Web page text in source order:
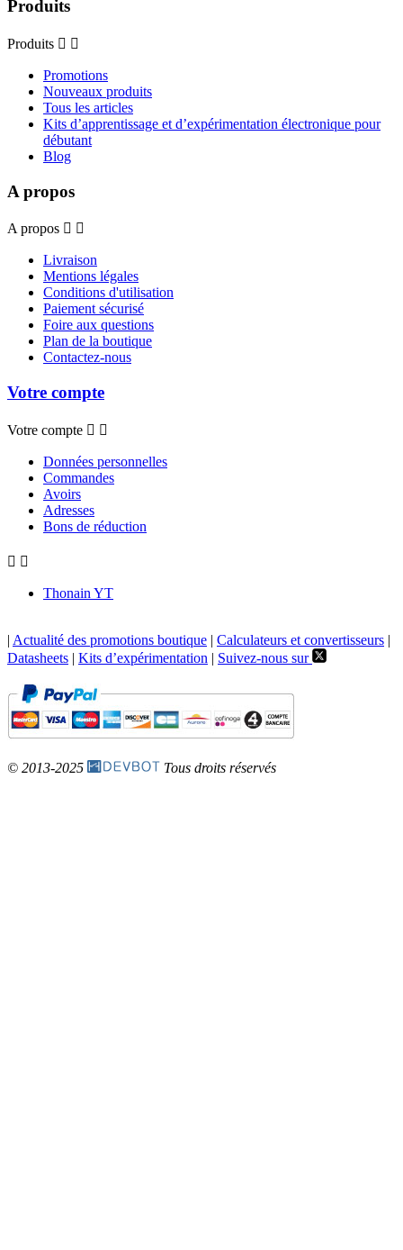
Produits
Produits  
Promotions
Nouveaux produits
Tous les articles
Kits d’apprentissage et d’expérimentation électronique pour
débutant
Blog
A propos
A propos  
Livraison
Mentions légales
Conditions d'utilisation
Paiement sécurisé
Foire aux questions
Plan de la boutique
Contactez-nous
Votre compte
Votre compte  
Données personnelles
Commandes
Avoirs
Adresses
Bons de réduction
 
Thonain YT
Actualité des promotions boutique Calculateurs et convertisseurs
Datasheets
Kits d’expérimentation Suivez-nous sur
© 2013-2025 Tous droits réservés